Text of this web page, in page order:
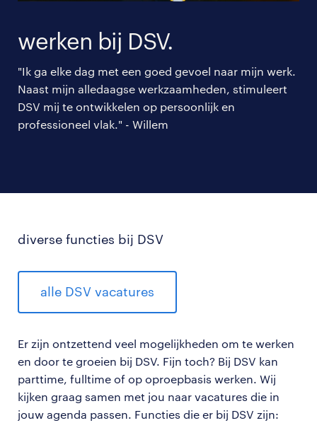
werken bij DSV.
"Ik ga elke dag met een goed gevoel naar mijn werk.
Naast mijn alledaagse werkzaamheden, stimuleert
DSV mij te ontwikkelen op persoonlijk en
professioneel vlak." - Willem
diverse functies bij DSV
alle DSV vacatures
Er zijn ontzettend veel mogelijkheden om te werken
en door te groeien bij DSV. Fijn toch? Bij DSV kan
parttime, fulltime of op oproepbasis werken. Wij
kijken graag samen met jou naar vacatures die in
jouw agenda passen. Functies die er bij DSV zijn: